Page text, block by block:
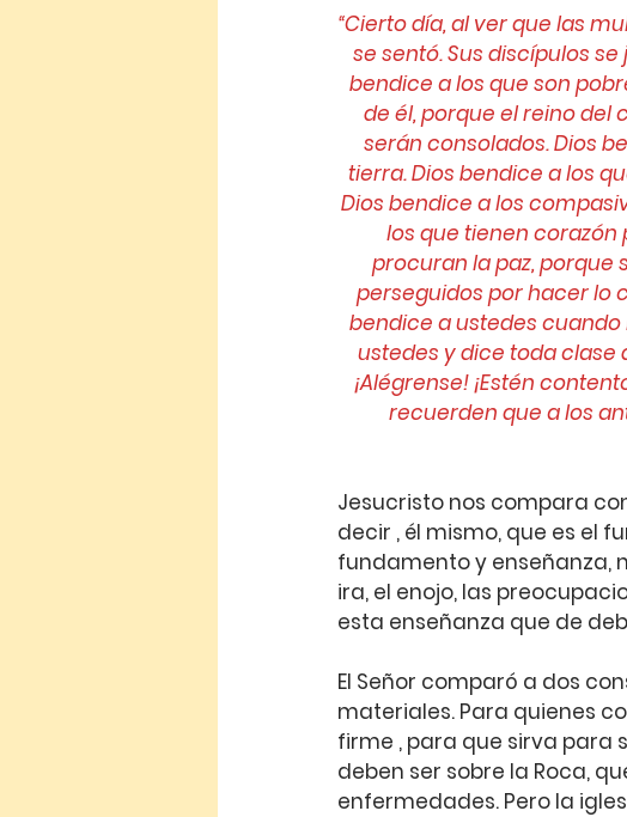
“Cierto día, al ver que las
se sentó. Sus discípulos
bendice a los que son
de él, porque el reino del
serán consolados. Dios
tierra. Dios bendice a los
Dios bendice a los
los que tienen corazón
procuran la paz, porque
perseguidos por hacer lo
bendice a ustedes
ustedes y dice toda clase
¡Alégrense! ¡Estén
recuerden que a los
Jesucristo nos compara
decir , él mismo, que es el
fundamento y enseñanza,
ira, el enojo, las
esta enseñanza que de
El Señor comparó a dos
materiales. Para quienes
firme , para que sirva para
deben ser sobre la Roca,
enfermedades. Pero la